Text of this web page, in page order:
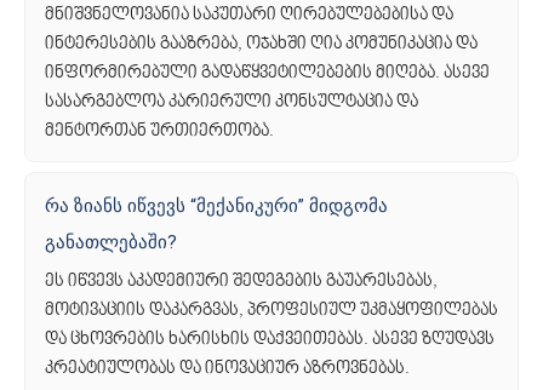
მნიშვნელოვანია საკუთარი ღირებულებებისა და
ინტერესების გააზრება, ოჯახში ღია კომუნიკაცია და
ინფორმირებული გადაწყვეტილებების მიღება. ასევე
სასარგებლოა კარიერული კონსულტაცია და
მენტორთან ურთიერთობა.
რა ზიანს იწვევს “მექანიკური” მიდგომა
განათლებაში?
ეს იწვევს აკადემიური შედეგების გაუარესებას,
მოტივაციის დაკარგვას, პროფესიულ უკმაყოფილებას
და ცხოვრების ხარისხის დაქვეითებას. ასევე ზღუდავს
კრეატიულობას და ინოვაციურ აზროვნებას.